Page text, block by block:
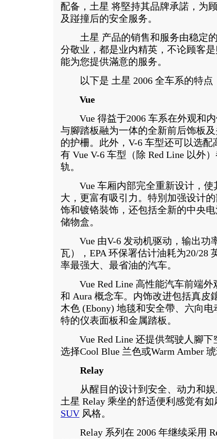
配备，土星 将堅持其品牌承諾，为
及踫撞后的安全服务。
土星 产品的销售和服务由稳定的
分敬业，都是业内精英，不论顾客
能为您提供滿意的服务。
以下是 土星 2006 全车系的特点
Vue
Vue 得益于2006 车系在外观和内
与腳踏板融为一体的全新前后饰板
的护柵。此外，V-6 车型还可以选
有 Vue V-6 车型（除 Red Line 以外
轨。
Vue 车厢内部完全重新设计，使
大，更富有吸引力。特別加强设计
饰和镀铬裝饰，还包括全新的中央
储物盒。
Vue 由V-6 发动机驱动，输出功
瓦），EPA 环保署估计油耗为20/28
率最强大、最省油的汽车。
Vue Red Line 高性能汽车前端外
和 Aura 概念车。内饰改进包括真皮
木色 (Ebony) 地毯和安全帶、六向
特的仪表面板和金属踏板。
Vue Red Line 还提供驾驶人腳下
选择Cool Blue 兰色或Warm Amber
Relay
从醒目的设计到安全、动力和娱
土星 Relay 乘坐的舒适便利感觉有
SUV风格。
Relay 系列在 2006 年继续采用